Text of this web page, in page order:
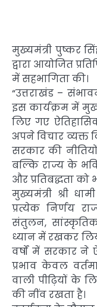
मुख्यमंत्री पुष्कर
द्वारा आयोजित
में सहभागिता की।
“उत्तराखंड –
इस कार्यक्रम में
लिए गए
अपने विचार व्यक्त
सरकार की
बल्कि राज्य के
और प्रतिबद्धता को
मुख्यमंत्री श्री
प्रत्येक निर्णय
संतुलन,
ध्यान में रखकर
वर्षों में सरकार
प्रभाव केवल
वाली पीढ़ियों के
की नींव रखता है।